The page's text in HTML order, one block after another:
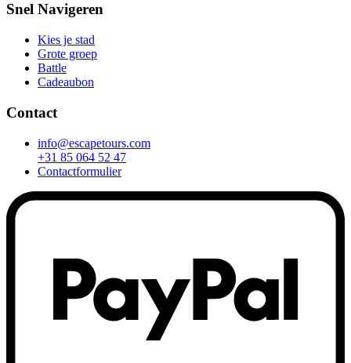
Snel Navigeren
Kies je stad
Grote groep
Battle
Cadeaubon
Contact
info@escapetours.com
+31 85 064 52 47
Contactformulier